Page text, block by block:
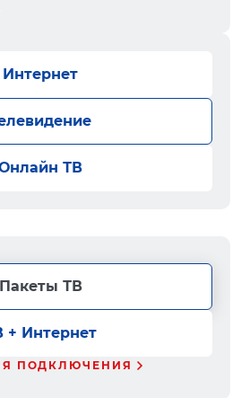
Интернет
ТВ
Пакеты ТВ
+ Интернет
ПОДКЛЮЧЕНИЯ